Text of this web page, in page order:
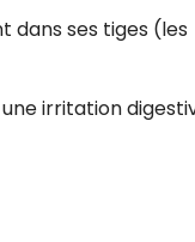
dans ses tiges (les
irritation